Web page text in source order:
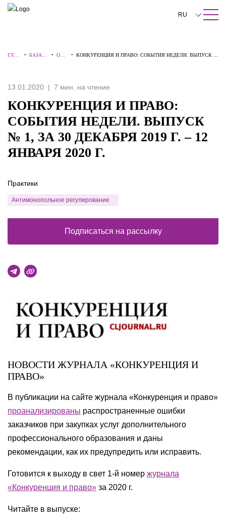
ПОИСК ПО САЙТУ Закрыть
RU
中文
Italiano
Español
ГЛАВ
• БАЗА
• ОБЗ
• КОНКУРЕНЦИЯ И ПРАВО: СОБЫТИЯ НЕДЕЛИ. ВЫПУСК №
13.01.2020 7 мин. на чтение
КОНКУРЕНЦИЯ И ПРАВО:
СОБЫТИЯ НЕДЕЛИ. ВЫПУСК
№ 1, ЗА 30 ДЕКАБРЯ 2019 Г. – 12
ЯНВАРЯ 2020 Г.
НОВОСТИ ЖУРНАЛА «КОНКУРЕНЦИЯ И
ПРАВО»
В публикации на сайте журнала «Конкуренция и право»
проанализированы распространенные ошибки
заказчиков при закупках услуг дополнительного
профессионального образования и даны
рекомендации, как их предупредить или исправить.
Готовится к выходу в свет 1-й номер журнала
«Конкуренция и право» за 2020 г.
Читайте в выпуске:
Практики
Антимонопольное регулирование
Подписаться на рассылку